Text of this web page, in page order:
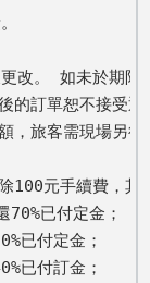
改。 如未於期
訂單恕不接受退
旅客需現場另
100元手續費，
70%已付定金；
已付定金；
已付訂金；